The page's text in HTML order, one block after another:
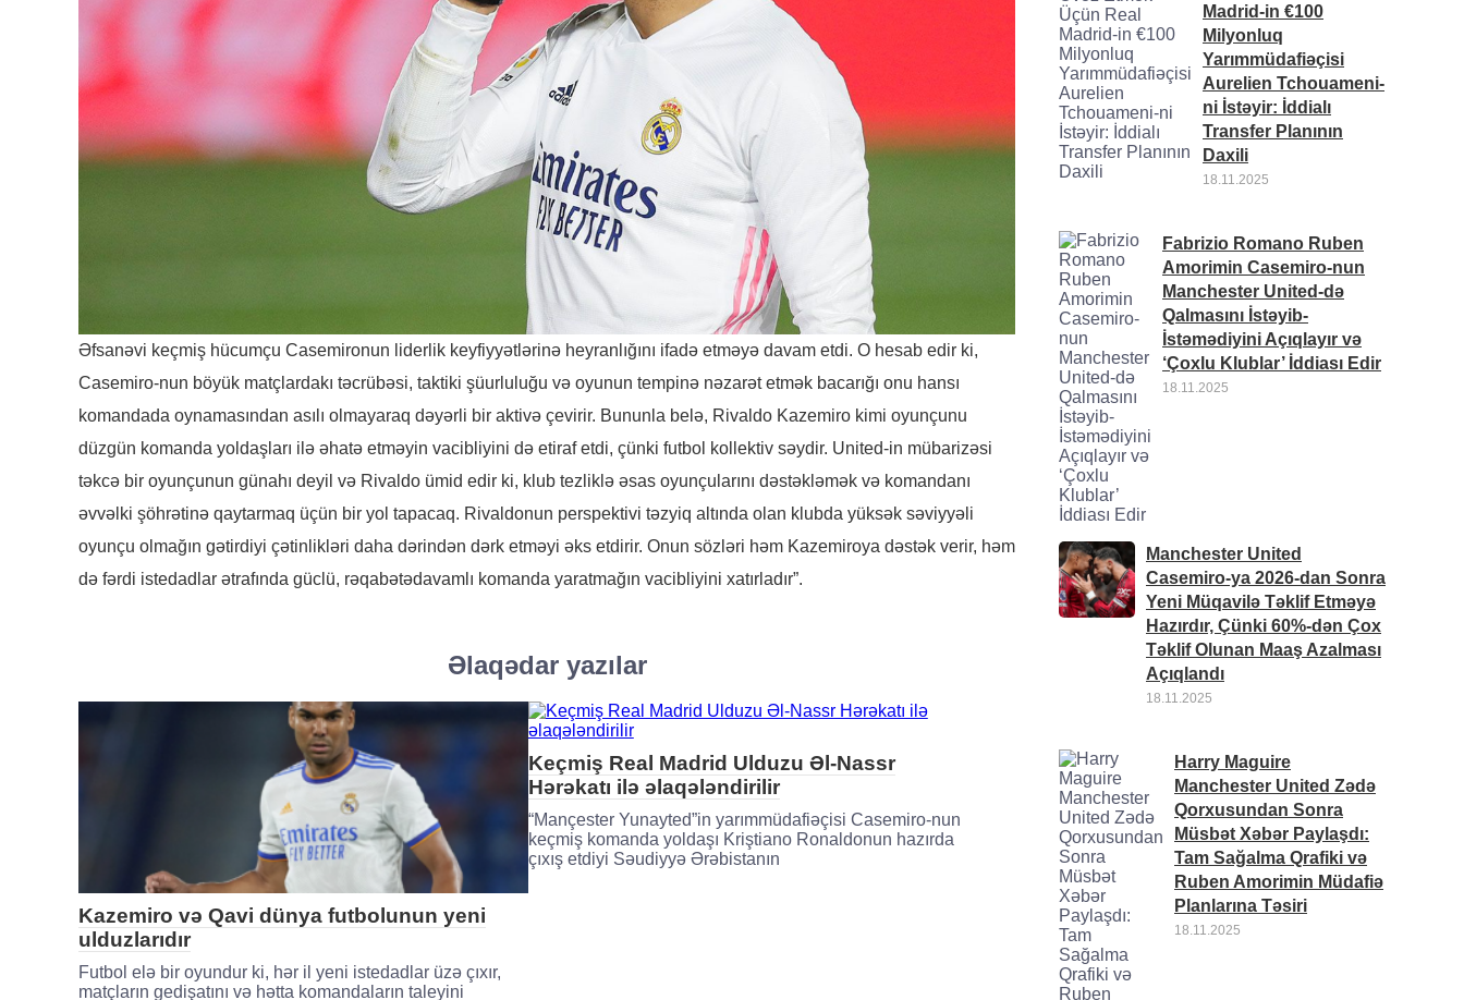
Əfsanəvi keçmiş hücumçu Casemironun liderlik keyfiyyətlərinə heyranlığını ifadə etməyə davam etdi. O hesab edir ki,
Casemiro-nun böyük matçlardakı təcrübəsi, taktiki şüurluluğu və oyunun tempinə nəzarət etmək bacarığı onu hansı
komandada oynamasından asılı olmayaraq dəyərli bir aktivə çevirir. Bununla belə, Rivaldo Kazemiro kimi oyunçunu
düzgün komanda yoldaşları ilə əhatə etməyin vacibliyini də etiraf etdi, çünki futbol kollektiv səydir. United-in mübarizəsi
təkcə bir oyunçunun günahı deyil və Rivaldo ümid edir ki, klub tezliklə əsas oyunçularını dəstəkləmək və komandanı
əvvəlki şöhrətinə qaytarmaq üçün bir yol tapacaq. Rivaldonun perspektivi təzyiq altında olan klubda yüksək səviyyəli
oyunçu olmağın gətirdiyi çətinlikləri daha dərindən dərk etməyi əks etdirir. Onun sözləri həm Kazemiroya dəstək verir, həm
də fərdi istedadlar ətrafında güclü, rəqabətədavamlı komanda yaratmağın vacibliyini xatırladır”.
Əlaqədar yazılar
Kazemiro və Qavi dünya futbolunun yeni
ulduzlarıdır
Futbol elə bir oyundur ki, hər il yeni istedadlar üzə çıxır,
matçların gedişatını və hətta komandaların taleyini
Keçmiş Real Madrid Ulduzu Əl-Nassr
Hərəkatı ilə əlaqələndirilir
“Mançester Yunayted”in yarımmüdafiəçisi Casemiro-nun
keçmiş komanda yoldaşı Kriştiano Ronaldonun hazırda
çıxış etdiyi Səudiyyə Ərəbistanın
Madrid-in €100
Milyonluq
Yarımmüdafiəçisi
Aurelien Tchouameni-
ni İstəyir: İddialı
Transfer Planının
Daxili
18.11.2025
Fabrizio Romano Ruben
Amorimin Casemiro-nun
Manchester United-də
Qalmasını İstəyib-
İstəmədiyini Açıqlayır və
‘Çoxlu Klublar’ İddiası Edir
18.11.2025
Manchester United
Casemiro-ya 2026-dan Sonra
Yeni Müqavilə Təklif Etməyə
Hazırdır, Çünki 60%-dən Çox
Təklif Olunan Maaş Azalması
Açıqlandı
18.11.2025
Harry Maguire
Manchester United Zədə
Qorxusundan Sonra
Müsbət Xəbər Paylaşdı:
Tam Sağalma Qrafiki və
Ruben Amorimin Müdafiə
Planlarına Təsiri
18.11.2025